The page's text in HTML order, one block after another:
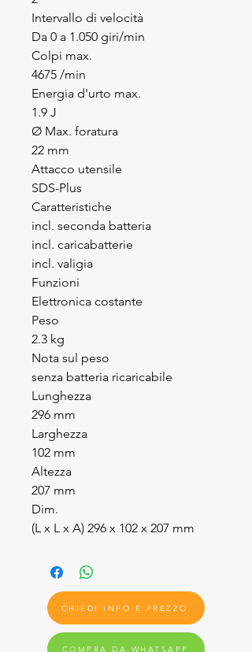
Intervallo di velocità
Da 0 a 1.050 giri/min
Colpi max.
4675 /min
Energia d'urto max.
1.9 J
Ø Max. foratura
22 mm
Attacco utensile
SDS-Plus
Caratteristiche
incl. seconda batteria
incl. caricabatterie
incl. valigia
Funzioni
Elettronica costante
Peso
2.3 kg
Nota sul peso
senza batteria ricaricabile
Lunghezza
296 mm
Larghezza
102 mm
Altezza
207 mm
Dim.
(L x L x A) 296 x 102 x 207 mm
CHIEDI INFO E PREZZO
COMPRA DA WHATSAPP